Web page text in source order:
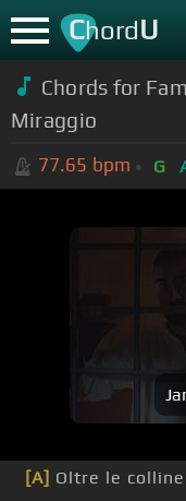
ChordU
Chords for
Miraggio
77.65 bpm G
[A] Oltre le colline